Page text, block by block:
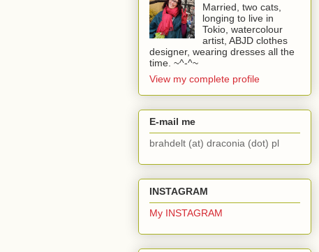
Married, two cats,
longing to live in
Tokio, watercolour
artist, ABJD clothes
designer, wearing dresses all the
time. ~^-^~
View my complete profile
E-mail me
brahdelt (at) draconia (dot) pl
INSTAGRAM
My INSTAGRAM